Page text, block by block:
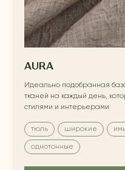
AURA
Идеально подобранная
тканей на каждый день,
стилями и интерьерами
тюль широкие
однотонные